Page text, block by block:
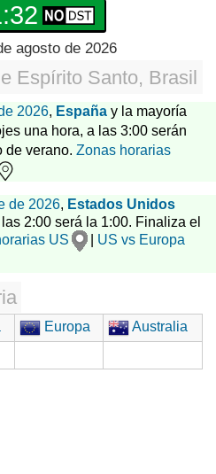
agosto de 2026
Espírito Santo, Brasil
2026, España y la mayoría
una hora, a las 3:00 serán
de verano. Zonas horarias
de 2026, Estados Unidos
2:00 será la 1:00. Finaliza el
US US vs Europa
Europa
Australia